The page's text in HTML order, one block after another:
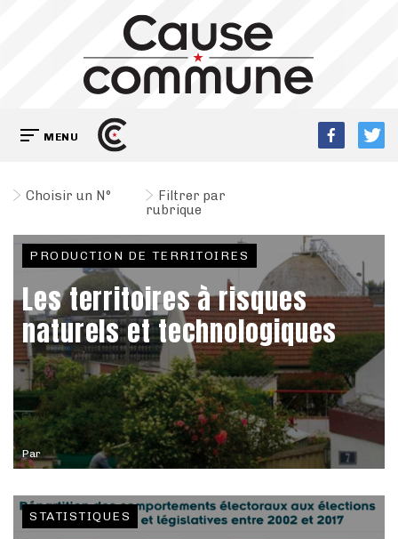
MENU
Choisir un N°
Filtrer par
rubrique
Par
PRODUCTION DE TERRITOIRES
Les territoires à risques
naturels et technologiques
STATISTIQUES